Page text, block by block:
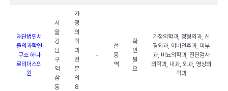
재단법인서
울의과학연
구소 하나
로리더스의
원
서
울
강
남
구
역
삼
동
가
정
의
학
과
전
문
의
8
-
선
릉
역
확
인
필
요
가정의학과, 정형외과, 신
경외과, 이비인후과, 피부
과, 비뇨의학과, 진단검사
의학과, 내과, 외과, 영상의
학과